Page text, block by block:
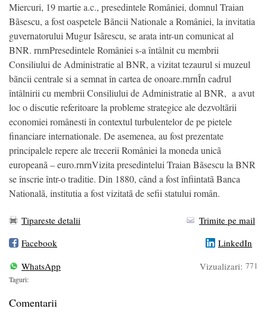
Miercuri, 19 martie a.c., presedintele României, domnul Traian
Bãsescu, a fost oaspetele Bãncii Nationale a României, la invitatia
guvernatorului Mugur Isãrescu, se arata intr-un comunicat al
BNR. rnrnPresedintele României s-a întâlnit cu membrii
Consiliului de Administratie al BNR, a vizitat tezaurul si muzeul
bãncii centrale si a semnat în cartea de onoare.rnrnÎn cadrul
întâlnirii cu membrii Consiliului de Administratie al BNR, a avut
loc o discutie referitoare la probleme strategice ale dezvoltãrii
economiei românesti în contextul turbulentelor de pe pietele
financiare internationale. De asemenea, au fost prezentate
principalele repere ale trecerii României la moneda unicã
europeanã – euro.rnrnVizita presedintelui Traian Bãsescu la BNR
se înscrie într-o traditie. Din 1880, când a fost înfiintatã Banca
Nationalã, institutia a fost vizitatã de sefii statului român.
Tipareste detalii
Trimite pe mail
Facebook
LinkedIn
WhatsApp
Vizualizari: 771
Taguri:
Comentarii